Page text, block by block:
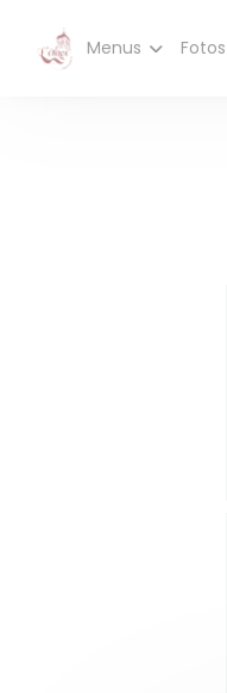
Menus Fotos